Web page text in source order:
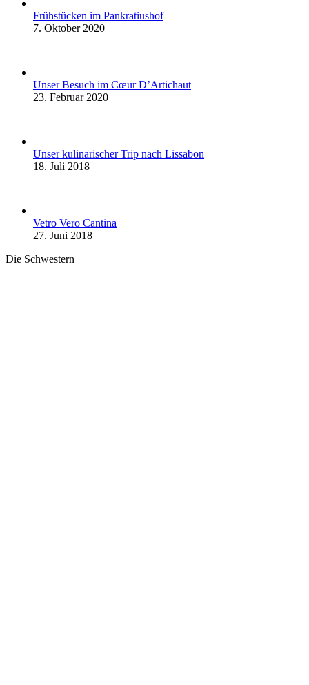
Frühstücken im Pankratiushof
7. Oktober 2020
Unser Besuch im Cœur D’Artichaut
23. Februar 2020
Unser kulinarischer Trip nach Lissabon
18. Juli 2018
Vetro Vero Cantina
27. Juni 2018
Die Schwestern